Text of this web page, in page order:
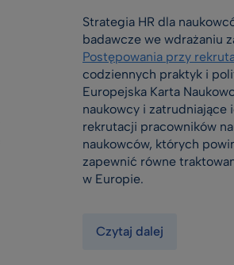
Strategia HR dla
badawcze we wdrażaniu
Postępowania przy
codziennych praktyk i
Europejska Karta
naukowcy i zatrudniające
rekrutacji pracowników
naukowców, których
zapewnić równe
w Europie.
Czytaj dalej